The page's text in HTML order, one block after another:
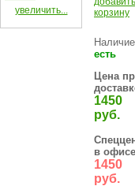
увеличить...
есть
Цена
1450
руб.
в
1450
руб.